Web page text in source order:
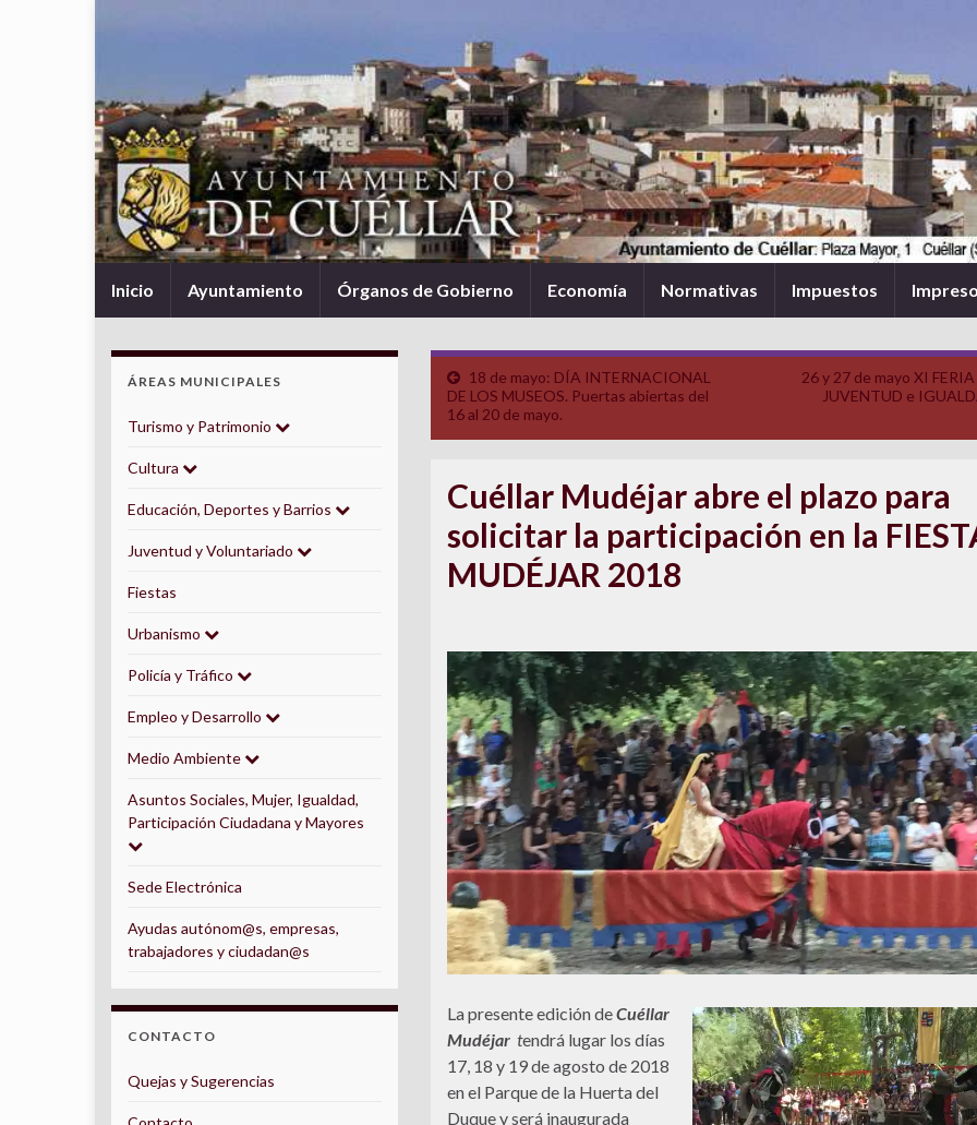
Inicio Ayuntamiento Órganos de Gobierno Economía Normativas Impuestos
18 de mayo: DÍA INTERNACIONAL
DE LOS MUSEOS. Puertas abiertas del
16 al 20 de mayo.
26 y 27 de mayo XI
JUVENTUD e
Cuéllar Mudéjar abre el plazo para
solicitar la participación en la
MUDÉJAR 2018
La presente edición deCuéllar
Mudéjar tendrá lugar los días
17, 18 y 19 de agosto de 2018
en el Parque de la Huerta del
Duque y será inaugurada
ÁREAS MUNICIPALES
Turismo y Patrimonio
Cultura
Educación, Deportes y Barrios
Juventud y Voluntariado
Fiestas
Urbanismo
Policía y Tráfico
Empleo y Desarrollo
Medio Ambiente
Asuntos Sociales, Mujer, Igualdad,
Participación Ciudadana y Mayores
Sede Electrónica
Ayudas autónom@s, empresas,
trabajadores y ciudadan@s
CONTACTO
Quejas y Sugerencias